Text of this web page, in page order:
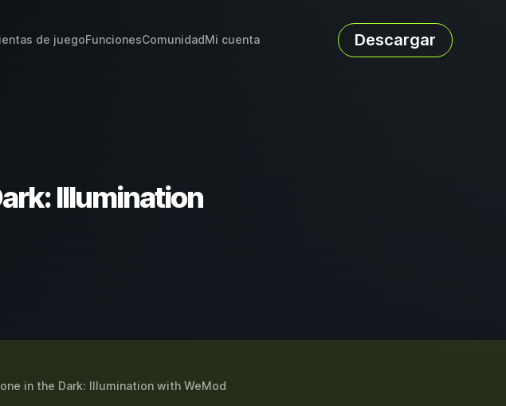
de juegoFuncionesComunidadMi cuenta Descargar
Illumination
in the Dark: Illuminationwith WeMod